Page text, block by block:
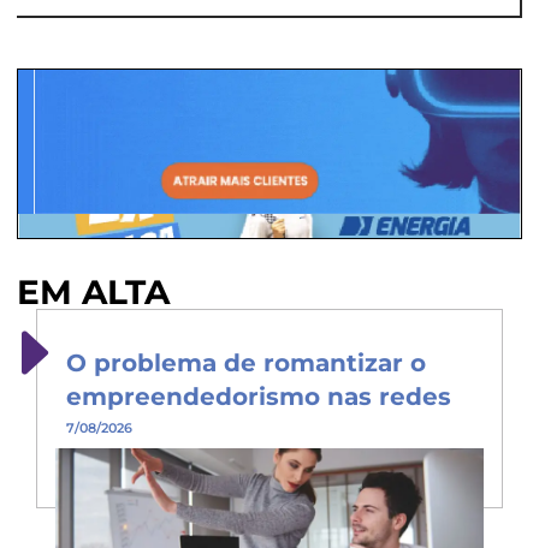
EM ALTA
O problema de romantizar o
empreendedorismo nas redes
7/08/2026